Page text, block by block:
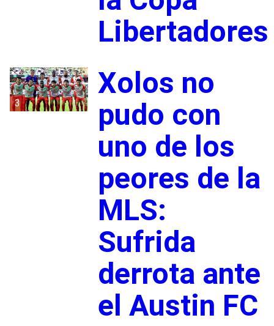
Libertadores
3
Xolos no
pudo con
uno de los
peores de la
MLS:
Sufrida
derrota ante
el Austin FC